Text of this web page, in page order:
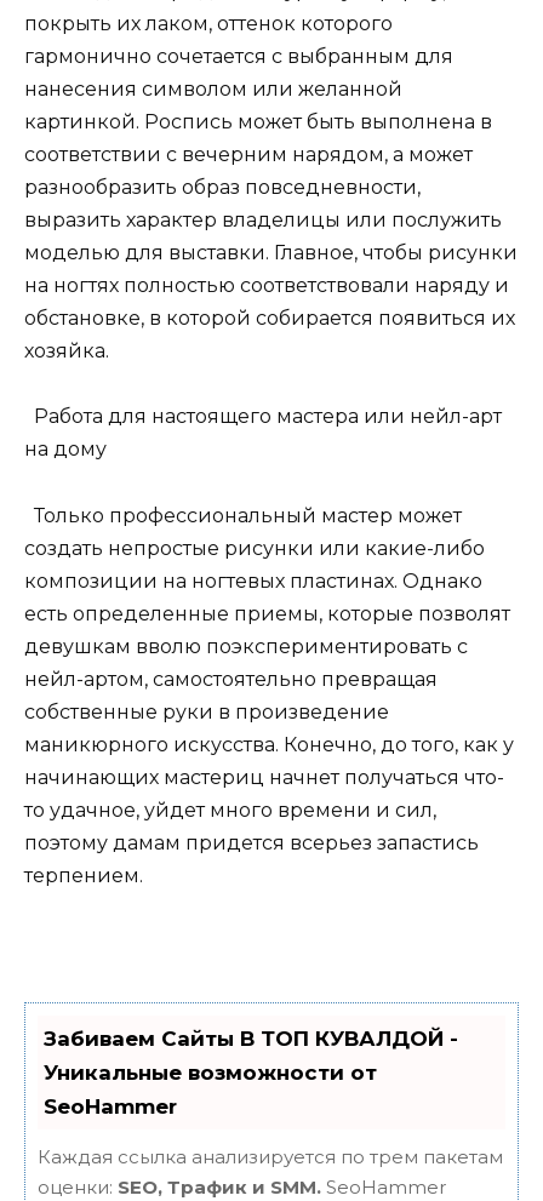
покрыть их лаком, оттенок которого
гармонично сочетается с выбранным для
нанесения символом или желанной
картинкой. Роспись может быть выполнена в
соответствии с вечерним нарядом, а может
разнообразить образ повседневности,
выразить характер владелицы или послужить
моделью для выставки. Главное, чтобы рисунки
на ногтях полностью соответствовали наряду и
обстановке, в которой собирается появиться их
хозяйка.
Работа для настоящего мастера или нейл-арт
на дому
Только профессиональный мастер может
создать непростые рисунки или какие-либо
композиции на ногтевых пластинах. Однако
есть определенные приемы, которые позволят
девушкам вволю поэкспериментировать с
нейл-артом, самостоятельно превращая
собственные руки в произведение
маникюрного искусства. Конечно, до того, как у
начинающих мастериц начнет получаться что-
то удачное, уйдет много времени и сил,
поэтому дамам придется всерьез запастись
терпением.
Забиваем Сайты В ТОП КУВАЛДОЙ -
Уникальные возможности от
SeoHammer
Каждая ссылка анализируется по трем пакетам
оценки: SEO, Трафик и SMM. SeoHammer